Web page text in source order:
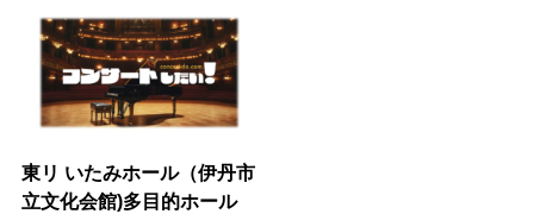
東リ いたみホール（伊丹市
立文化会館)多目的ホール